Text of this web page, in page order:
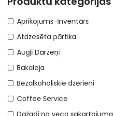
Aprikojums-Inventārs
Atdzesēta pārtika
Augļi Dārzeņi
Bakaleja
Bezalkoholiskie dzērieni
Coffee Service